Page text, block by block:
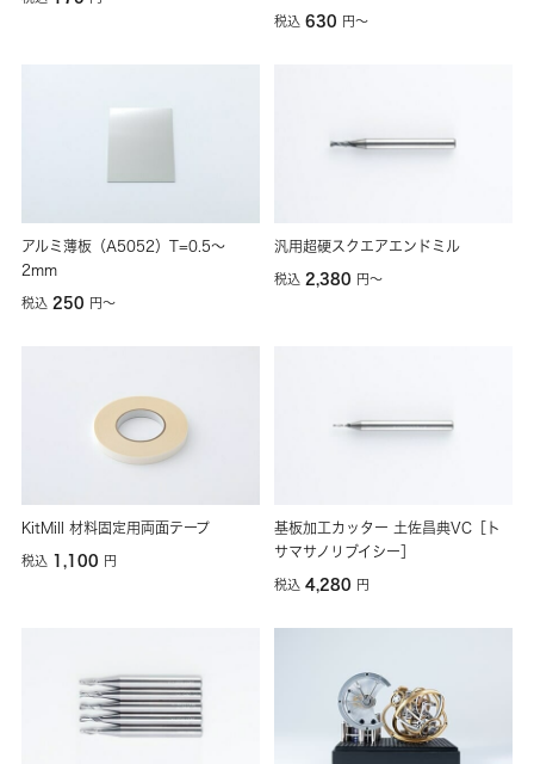
税込630 円〜
アルミ薄板（A5052）T=0.5～
2mm
税込 250 円〜
汎用超硬スクエアエンドミル
税込 2,380 円〜
KitMill 材料固定用両面テープ
税込 1,100 円
基板加工カッター 土佐昌典VC［ト
サマサノリブイシー］
税込4,280 円